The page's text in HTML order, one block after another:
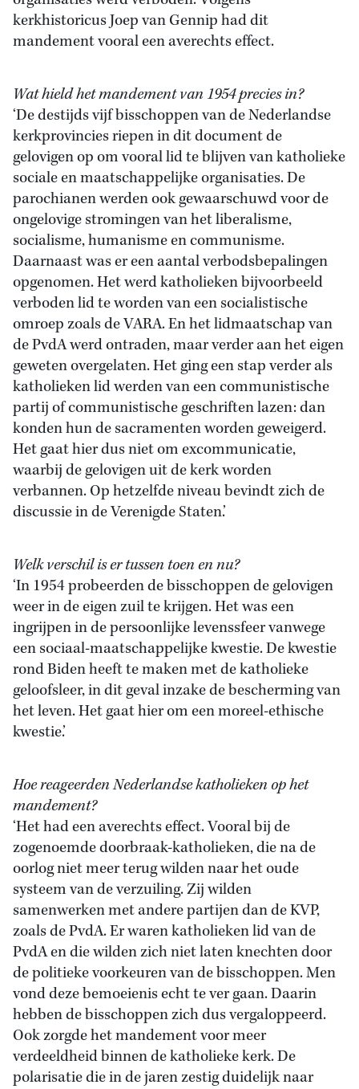
kerkhistoricus Joep van Gennip had dit
mandement vooral een averechts effect.
Wat hield het mandement van 1954 precies in?
‘De destijds vijf bisschoppen van de Nederlandse
kerkprovincies riepen in dit document de
gelovigen op om vooral lid te blijven van katholieke
sociale en maatschappelijke organisaties. De
parochianen werden ook gewaarschuwd voor de
ongelovige stromingen van het liberalisme,
socialisme, humanisme en communisme.
Daarnaast was er een aantal verbodsbepalingen
opgenomen. Het werd katholieken bijvoorbeeld
verboden lid te worden van een socialistische
omroep zoals de VARA. En het lidmaatschap van
de PvdA werd ontraden, maar verder aan het eigen
geweten overgelaten. Het ging een stap verder als
katholieken lid werden van een communistische
partij of communistische geschriften lazen: dan
konden hun de sacramenten worden geweigerd.
Het gaat hier dus niet om excommunicatie,
waarbij de gelovigen uit de kerk worden
verbannen. Op hetzelfde niveau bevindt zich de
discussie in de Verenigde Staten.’
Welk verschil is er tussen toen en nu?
‘In 1954 probeerden de bisschoppen de gelovigen
weer in de eigen zuil te krijgen. Het was een
ingrijpen in de persoonlijke levenssfeer vanwege
een sociaal-maatschappelijke kwestie. De kwestie
rond Biden heeft te maken met de katholieke
geloofsleer, in dit geval inzake de bescherming van
het leven. Het gaat hier om een moreel-ethische
kwestie.’
Hoe reageerden Nederlandse katholieken op het
mandement?
‘Het had een averechts effect. Vooral bij de
zogenoemde doorbraak-katholieken, die na de
oorlog niet meer terug wilden naar het oude
systeem van de verzuiling. Zij wilden
samenwerken met andere partijen dan de KVP,
zoals de PvdA. Er waren katholieken lid van de
PvdA en die wilden zich niet laten knechten door
de politieke voorkeuren van de bisschoppen. Men
vond deze bemoeienis echt te ver gaan. Daarin
hebben de bisschoppen zich dus vergaloppeerd.
Ook zorgde het mandement voor meer
verdeeldheid binnen de katholieke kerk. De
polarisatie die in de jaren zestig duidelijk naar